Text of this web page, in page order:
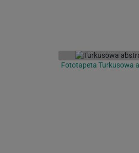
Fototapeta Turkusowa